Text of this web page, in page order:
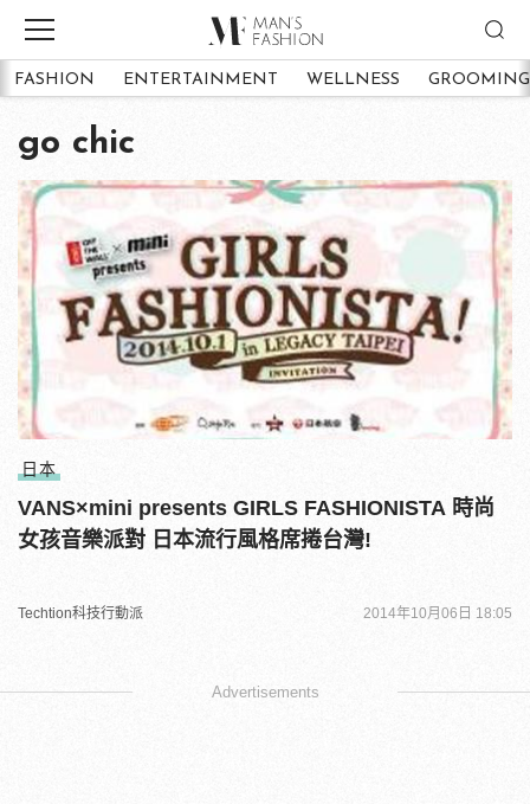
FASHION ENTERTAINMENT WELLNESS GROOMING
go chic
日本
VANS×mini presents GIRLS FASHIONISTA 時尚
女孩音樂派對 日本流行風格席捲台灣!
Techtion科技行動派 2014年10月06日 18:05
Advertisements